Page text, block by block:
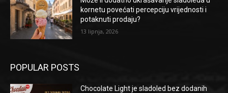
kornetu povećati percepciju vrijednosti i
potaknuti prodaju?
13 lipnja, 2026
POPULAR POSTS
Chocolate Light je sladoled bez dodanih